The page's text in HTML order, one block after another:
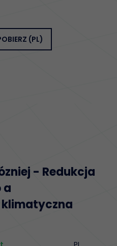
(PL)
- Redukcja
a